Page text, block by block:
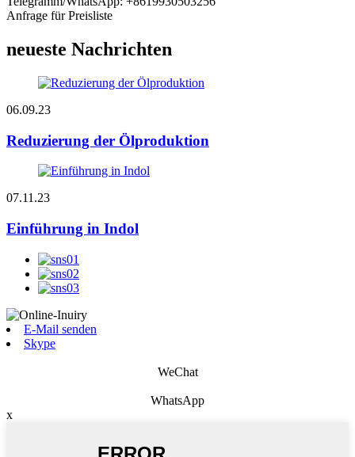
Anfrage für Preisliste
neueste Nachrichten
06.09.23
Reduzierung der Ölproduktion
07.11.23
Einführung in Indol
E-Mail senden
Skype
WeChat
WhatsApp
x